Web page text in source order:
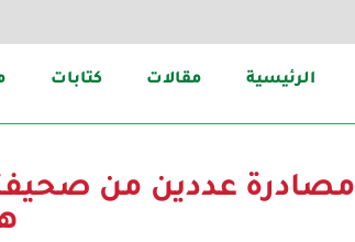
الرئيسية مقالات كتابات
مصادرة عددين من